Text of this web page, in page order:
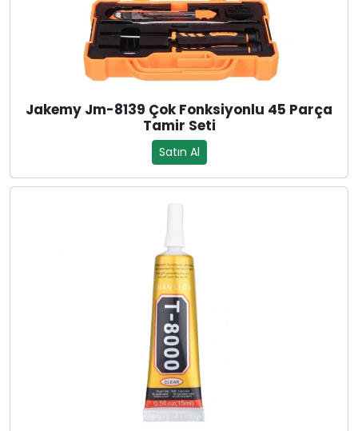
Jakemy Jm-8139 Çok Fonksiyonlu 45 Parça
Tamir Seti
Satın Al